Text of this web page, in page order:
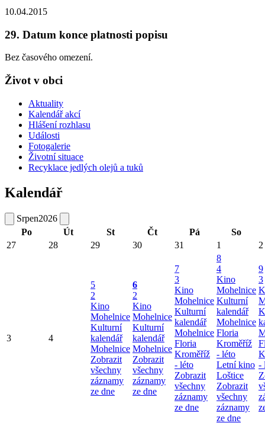
10.04.2015
29. Datum konce platnosti popisu
Bez časového omezení.
Život v obci
Aktuality
Kalendář akcí
Hlášení rozhlasu
Události
Fotogalerie
Životní situace
Recyklace jedlých olejů a tuků
Kalendář
Srpen2026
Po
Út St Čt Pá
So
27
28 29 30 31 1 2
3 4
5
2
Kino
Mohelnice
Kulturní
kalendář
Mohelnice
Zobrazit
všechny
záznamy
ze dne
6
2
Kino
Mohelnice
Kulturní
kalendář
Mohelnice
Zobrazit
všechny
záznamy
ze dne
7
3
Kino
Mohelnice
Kulturní
kalendář
Mohelnice
Floria
Kroměříž
- léto
Zobrazit
všechny
záznamy
ze dne
8
4
Kino
Mohelnice
Kulturní
kalendář
Mohelnice
Floria
Kroměříž
- léto
Letní kino
Loštice
Zobrazit
všechny
záznamy
ze dne
9
3
-